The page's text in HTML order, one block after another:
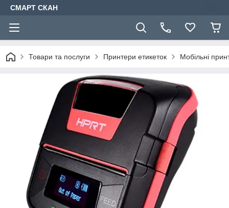
СМАРТ СКАН
Товари та послуги Принтери етикеток Мобільні